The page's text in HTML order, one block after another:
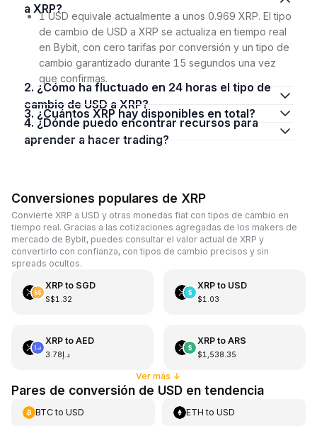
a XRP?
1 USD equivale actualmente a unos 0.969 XRP. El tipo
de cambio de USD a XRP se actualiza en tiempo real
en Bybit, con cero tarifas por conversión y un tipo de
cambio garantizado durante 15 segundos una vez
que confirmas.
2. ¿Cómo ha fluctuado en 24 horas el tipo de
cambio de USD a XRP?
3. ¿Cuántos XRP hay disponibles en total?
4. ¿Dónde puedo encontrar recursos para
aprender a hacer trading?
Conversiones populares de XRP
Convierte XRP a USD y otras monedas fiat con tipos de cambio en
tiempo real. Gracias a las cotizaciones agregadas de los makers de
mercado de Bybit, puedes consultar el valor actual de XRP y
convertirlo con confianza, con tipos de cambio precisos y sin
spreads ocultos.
XRPto SGD
S$1.32
XRPto USD
$1.03
XRPto AED
د.إ3.78
XRPto ARS
$1,538.35
Ver más ↓
Pares de conversión de USD en tendencia
BTCto USD ETH toUSD